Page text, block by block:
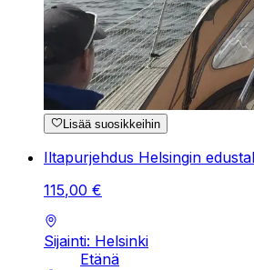
Lisää suosikkeihin
Iltapurjehdus Helsingin
115,00 €
Sijainti: Helsinki
Etänä